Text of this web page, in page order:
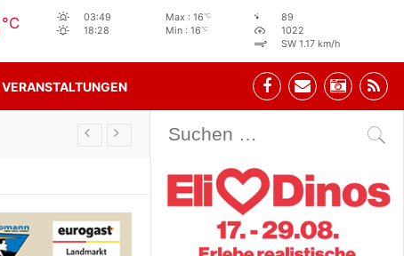
°C
03:49
18:28
Max : 16°C
Min : 16°C
89
1022
SW 1.17 km/h
VERANSTALTUNGEN
Stehbeisl Stainach Öffnungszeiten